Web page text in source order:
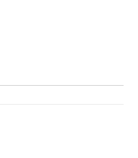
步回落将不可避
不去 下不来，周
波幅较小，持